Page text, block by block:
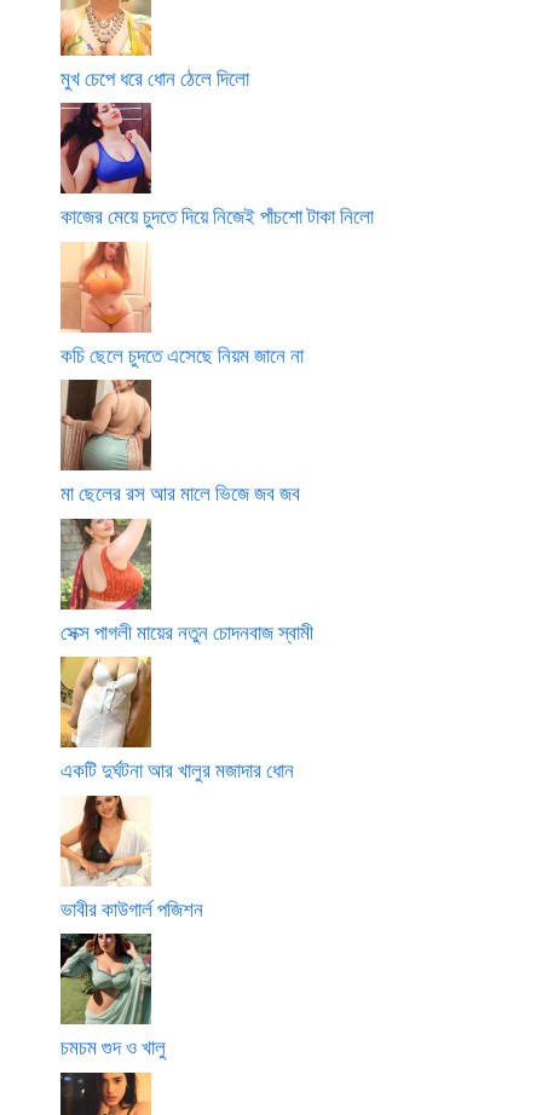
মুখ চেপে ধরে ধোন ঠেলে দিলো
কাজের মেয়ে চুদতে দিয়ে নিজেই পাঁচশো টাকা নিলো
কচি ছেলে চুদতে এসেছে নিয়ম জানে না
মা ছেলের রস আর মালে ভিজে জব জব
সেক্স পাগলী মায়ের নতুন চোদনবাজ স্বামী
একটি দুর্ঘটনা আর খালুর মজাদার ধোন
ভাবীর কাউগার্ল পজিশন
চমচম গুদ ও খালু